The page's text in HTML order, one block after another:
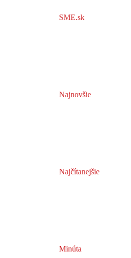
SME.sk
Najnovšie
Najčítanejšie
Minúta